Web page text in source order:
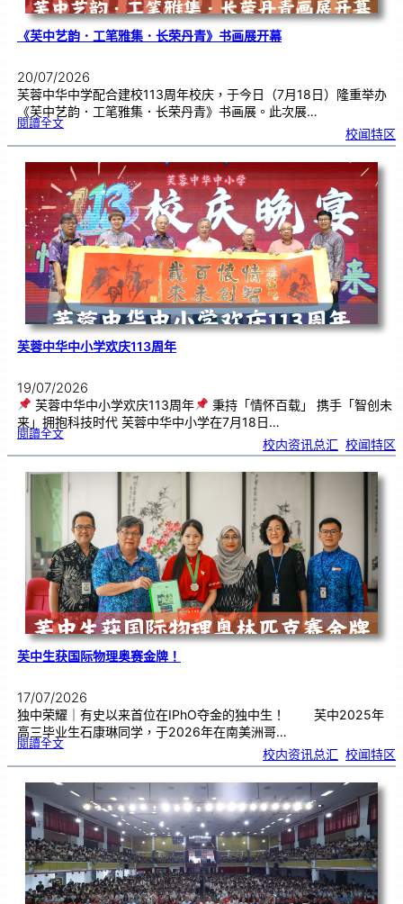
《芙中艺韵．工笔雅集．长荣丹青》书画展开幕
20/07/2026
芙蓉中华中学配合建校113周年校庆，于今日（7月18日）隆重举办
《芙中艺韵．工笔雅集．长荣丹青》书画展。此次展…
閱讀全文:《
艺
．
工
笔
雅
集
．
长
荣
丹
青
》
书
画
展
开
幕
校闻特区
芙蓉中华中小学欢庆113周年
19/07/2026
芙蓉中华中小学欢庆113周年
秉持「情怀百载」 携手「智创未
来」拥抱科技时代 芙蓉中华中小学在7月18日…
閱讀全文:芙
华
小
学
欢庆
周
年
校内资讯总汇 校闻特区
芙中生获国际物理奥赛金牌！
17/07/2026
独中荣耀｜有史以来首位在IPhO夺金的独中生！ 芙中2025年
高三毕业生石康琳同学，于2026年在南美洲哥…
閱讀全文:芙
获
际
物
理
赛
金
牌
！
校内资讯总汇 校闻特区